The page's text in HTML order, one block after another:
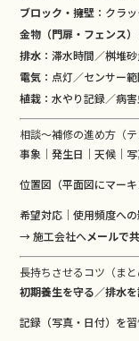
ブロック・擁壁 ：クラ
金物（門扉・フェンス）
排水 ：滞水時間／桝堆
電気 ：点灯／センサー
植栽 ：水やり記録／病
相談〜補修の進め方（テ
事象｜発生日｜天候｜
位置図（平面図にマーキ
希望対応｜使用頻度へ
→ 施工会社へメールで
長持ちさせるコツ（まと
初期養生を守る／排水
記録（写真・日付）を